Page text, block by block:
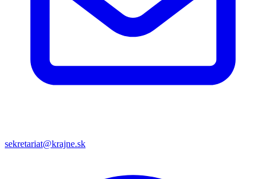
sekretariat@krajne.sk